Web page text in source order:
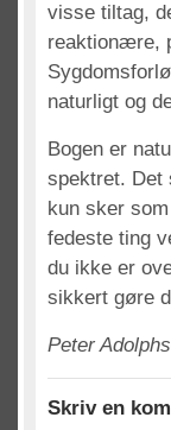
visse tiltag,
reaktionære,
naturligt og
Bogen er
spektret. Det
kun sker
fedeste ting
du ikke er
sikkert gøre
Peter
Skriv en